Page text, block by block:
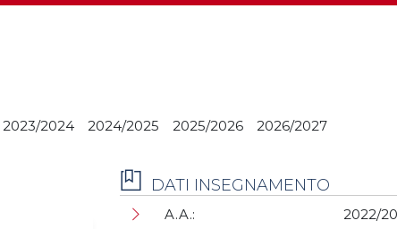
2023/2024 2024/2025 2025/2026 2026/2027
DATI INSEGNAMENTO
A.A.:
2022/